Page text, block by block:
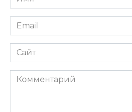
*
Email
*
Сайт
Комментарий